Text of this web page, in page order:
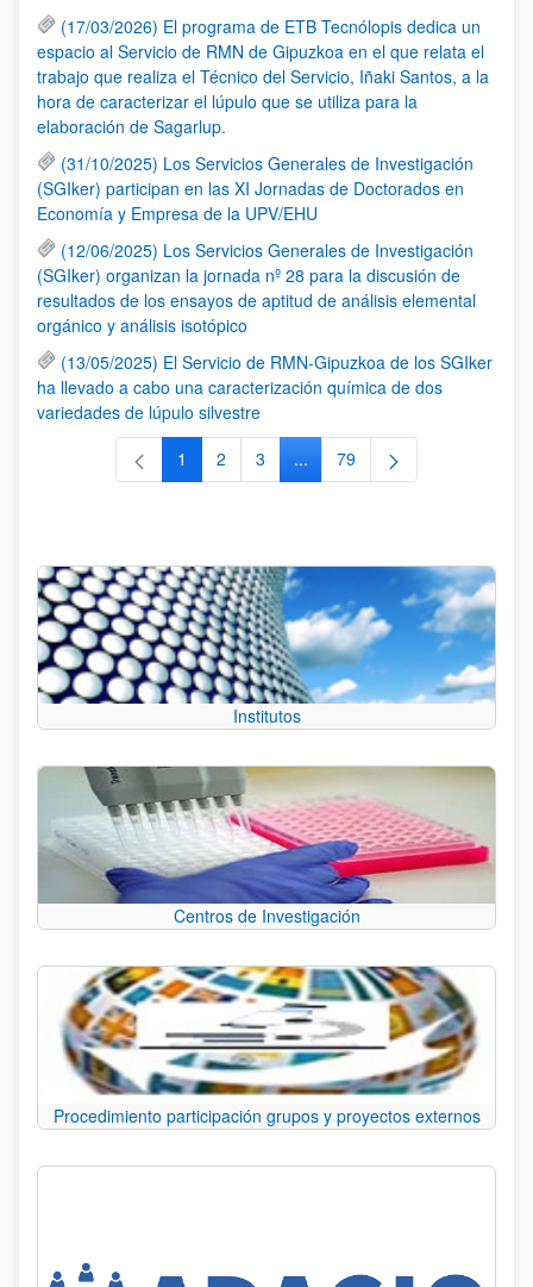
(17/03/2026) El programa de ETB Tecnólopis dedica un
espacio al Servicio de RMN de Gipuzkoa en el que relata el
trabajo que realiza el Técnico del Servicio, Iñaki Santos, a la
hora de caracterizar el lúpulo que se utiliza para la
elaboración de Sagarlup.
(31/10/2025) Los Servicios Generales de Investigación
(SGIker) participan en las XI Jornadas de Doctorados en
Economía y Empresa de la UPV/EHU
(12/06/2025) Los Servicios Generales de Investigación
(SGIker) organizan la jornada nº 28 para la discusión de
resultados de los ensayos de aptitud de análisis elemental
orgánico y análisis isotópico
(13/05/2025) El Servicio de RMN-Gipuzkoa de los SGIker
ha llevado a cabo una caracterización química de dos
variedades de lúpulo silvestre
Página
1 Página
2 Página
3 ...Páginas intermedias Use TAB
Página
79
Institutos
Centros de Investigación
Procedimiento participación grupos y proyectos externos